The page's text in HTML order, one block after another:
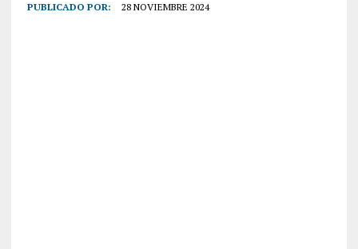
PUBLICADO POR: 28 NOVIEMBRE 2024